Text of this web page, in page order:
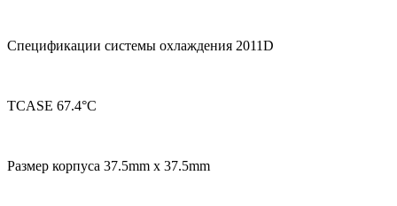
Спецификации системы охлаждения 2011D
TCASE 67.4°C
Размер корпуса 37.5mm x 37.5mm